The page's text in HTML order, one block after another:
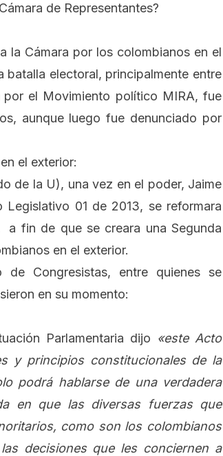
de Representantes?
la Cámara por los colombianos en el
batalla electoral, principalmente entre
el Movimiento político MIRA, fue
aunque luego fue denunciado por
el exterior:
de la U), una vez en el poder, Jaime
01 de 2013, se reformara
a fin de que se creara una Segunda
en el exterior.
Congresistas, entre quienes se
en su momento:
Parlamentaria dijo «este Acto
y principios constitucionales de la
podrá hablarse de una verdadera
en que las diversas fuerzas que
como son los colombianos
decisiones que les conciernen a